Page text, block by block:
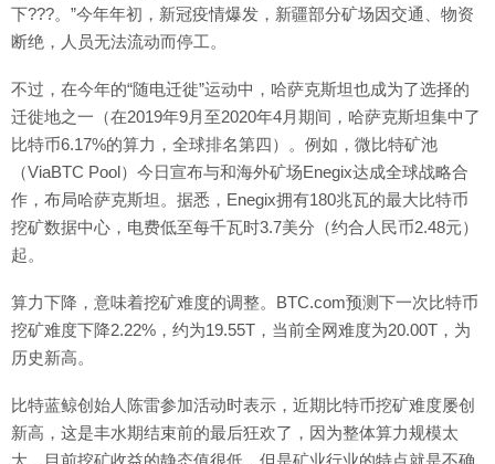
下???。”今年年初，新冠疫情爆发，新疆部分矿场因交通、物资
断绝，人员无法流动而停工。
不过，在今年的“随电迁徙”运动中，哈萨克斯坦也成为了选择的
迁徙地之一（在2019年9月至2020年4月期间，哈萨克斯坦集中了
比特币6.17%的算力，全球排名第四）。例如，微比特矿池
（ViaBTC Pool）今日宣布与和海外矿场Enegix达成全球战略合
作，布局哈萨克斯坦。据悉，Enegix拥有180兆瓦的最大比特币
挖矿数据中心，电费低至每千瓦时3.7美分（约合人民币2.48元）
起。
算力下降，意味着挖矿难度的调整。BTC.com预测下一次比特币
挖矿难度下降2.22%，约为19.55T，当前全网难度为20.00T，为
历史新高。
比特蓝鲸创始人陈雷参加活动时表示，近期比特币挖矿难度屡创
新高，这是丰水期结束前的最后狂欢了，因为整体算力规模太
大，目前挖矿收益的静态值很低，但是矿业行业的特点就是不确